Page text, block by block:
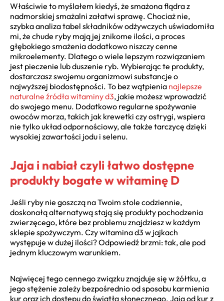
Właściwie to myślałem kiedyś, że smażona flądra z
nadmorskiej smażalni załatwi sprawę. Chociaż nie,
szybka analiza tabel składników odżywczych uświadomiła
mi, że chude ryby mają jej znikome ilości, a proces
głębokiego smażenia dodatkowo niszczy cenne
mikroelementy. Dlatego o wiele lepszym rozwiązaniem
jest pieczenie lub duszenie ryb. Wybierając te produkty,
dostarczasz swojemu organizmowi substancje o
najwyższej biodostępności. To bez wątpienia najlepsze
naturalne źródła witaminy d3, jakie możesz wprowadzić
do swojego menu. Dodatkowo regularne spożywanie
owoców morza, takich jak krewetki czy ostrygi, wspiera
nie tylko układ odpornościowy, ale także tarczycę dzięki
wysokiej zawartości jodu i selenu.
Jaja i nabiał czyli łatwo dostępne
produkty bogate w witaminę D
Jeśli ryby nie goszczą na Twoim stole codziennie,
doskonałą alternatywą stają się produkty pochodzenia
zwierzęcego, które bez problemu znajdziesz w każdym
sklepie spożywczym. Czy witamina d3 w jajkach
występuje w dużej ilości? Odpowiedź brzmi: tak, ale pod
jednym kluczowym warunkiem.
Najwięcej tego cennego związku znajduje się w żółtku, a
jego stężenie zależy bezpośrednio od sposobu karmienia
kur oraz ich dostępu do światła słonecznego. Jaja od kur z